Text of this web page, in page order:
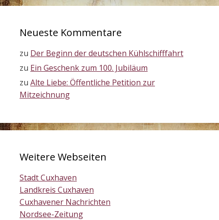
Neueste Kommentare
zu Der Beginn der deutschen Kühlschifffahrt
zu Ein Geschenk zum 100. Jubiläum
zu Alte Liebe: Öffentliche Petition zur
Mitzeichnung
Weitere Webseiten
Stadt Cuxhaven
Landkreis Cuxhaven
Cuxhavener Nachrichten
Nordsee-Zeitung